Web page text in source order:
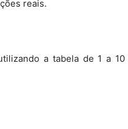
reais.
a tabela de 1 a 10